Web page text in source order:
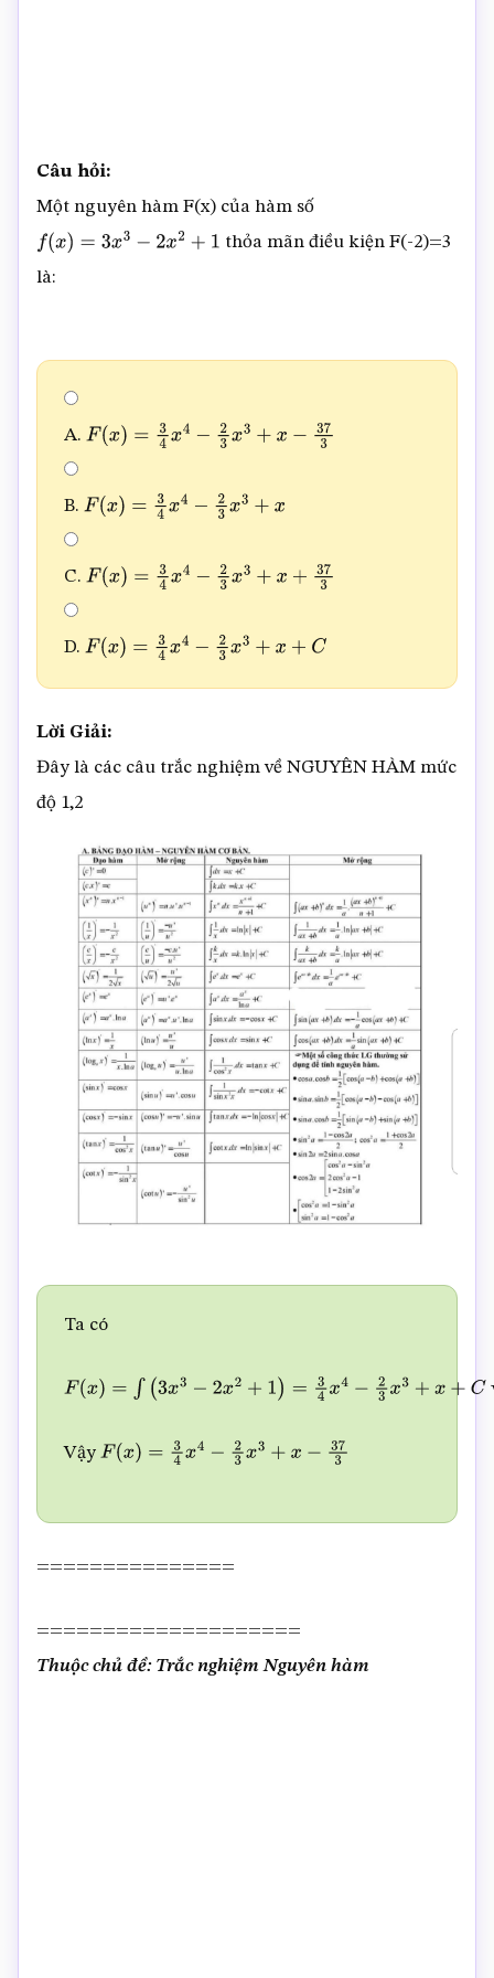
Câu hỏi:
Một nguyên hàm F(x) của hàm số
f( x)= 3x 3−2 1
thỏa mãn điều kiện F(-2)=3
là:
A. F (x)= 34 4 − + x− 37 3
B. F (x)= 34 4 − + x
C. F (x)= 34 4 − + x+ 37 3
D. F (x)= 34 4 − + x+ C
Lời Giải:
Đây là các câu trắc nghiệm về NGUYÊN HÀM mức
độ 1,2
Ta có
F (x)= ∫(3 x3 −2x )=3 x −2 3x3 + x+ và F 2 )= 3 ⇔C
Vậy F (x)= 34 4 − + x− 37 3
===============
====================
Thuộc chủ đề: Trắc nghiệm Nguyên hàm